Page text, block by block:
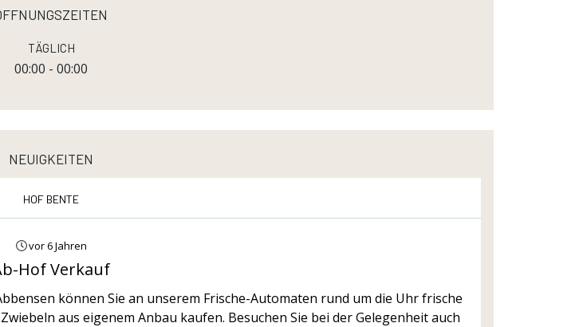
Täglich
00:00 - 00:00
neuigkeiten
Hof Bente
vor 6 Jahren
Hof Verkauf
können Sie an unserem Frische-Automaten rund um die Uhr frische
aus eigenem Anbau kaufen. Besuchen Sie bei der Gelegenheit auch